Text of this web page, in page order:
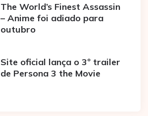
The World’s Finest Assassin
– Anime foi adiado para
outubro
Site oficial lança o 3º trailer
de Persona 3 the Movie